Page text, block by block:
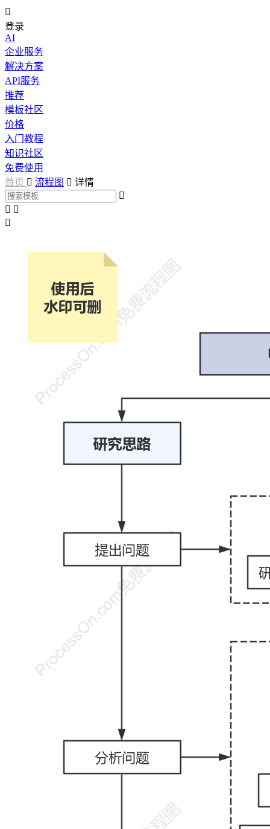

登录
AI
企业服务
解决方案
API服务
推荐
模板社区
价格
入门教程
知识社区
免费使用
首页  流程图  详情

 
